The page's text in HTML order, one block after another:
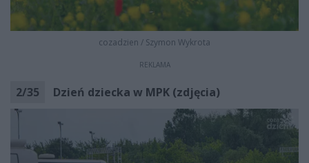
cozadzien / Szymon Wykrota
REKLAMA
2/35 Dzień dziecka w MPK (zdjęcia)